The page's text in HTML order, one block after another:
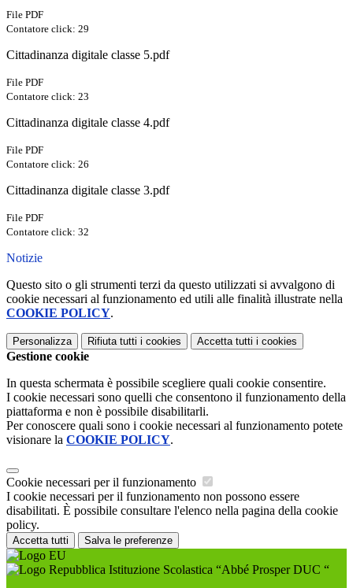
File PDF
Contatore click: 29
Cittadinanza digitale classe 5.pdf
File PDF
Contatore click: 23
Cittadinanza digitale classe 4.pdf
File PDF
Contatore click: 26
Cittadinanza digitale classe 3.pdf
File PDF
Contatore click: 32
Notizie
Questo sito o gli strumenti terzi da questo utilizzati si avvalgono di
cookie necessari al funzionamento ed utili alle finalità illustrate nella
COOKIE POLICY.
Personalizza Rifiuta tutti i cookies Accetta tutti i cookies
Gestione cookie
In questa schermata è possibile scegliere quali cookie consentire.
I cookie necessari sono quelli che consentono il funzionamento della
piattaforma e non è possibile disabilitarli.
Per conoscere quali sono i cookie necessari al funzionamento potete
visionare la COOKIE POLICY.
Cookie necessari per il funzionamento
I cookie necessari per il funzionamento non possono essere
disabilitati. È possibile consultare l'elenco nella pagina della cookie
policy.
Accetta tutti Salva le preferenze
Istituzione Scolastica “Abbé Prosper DUC “